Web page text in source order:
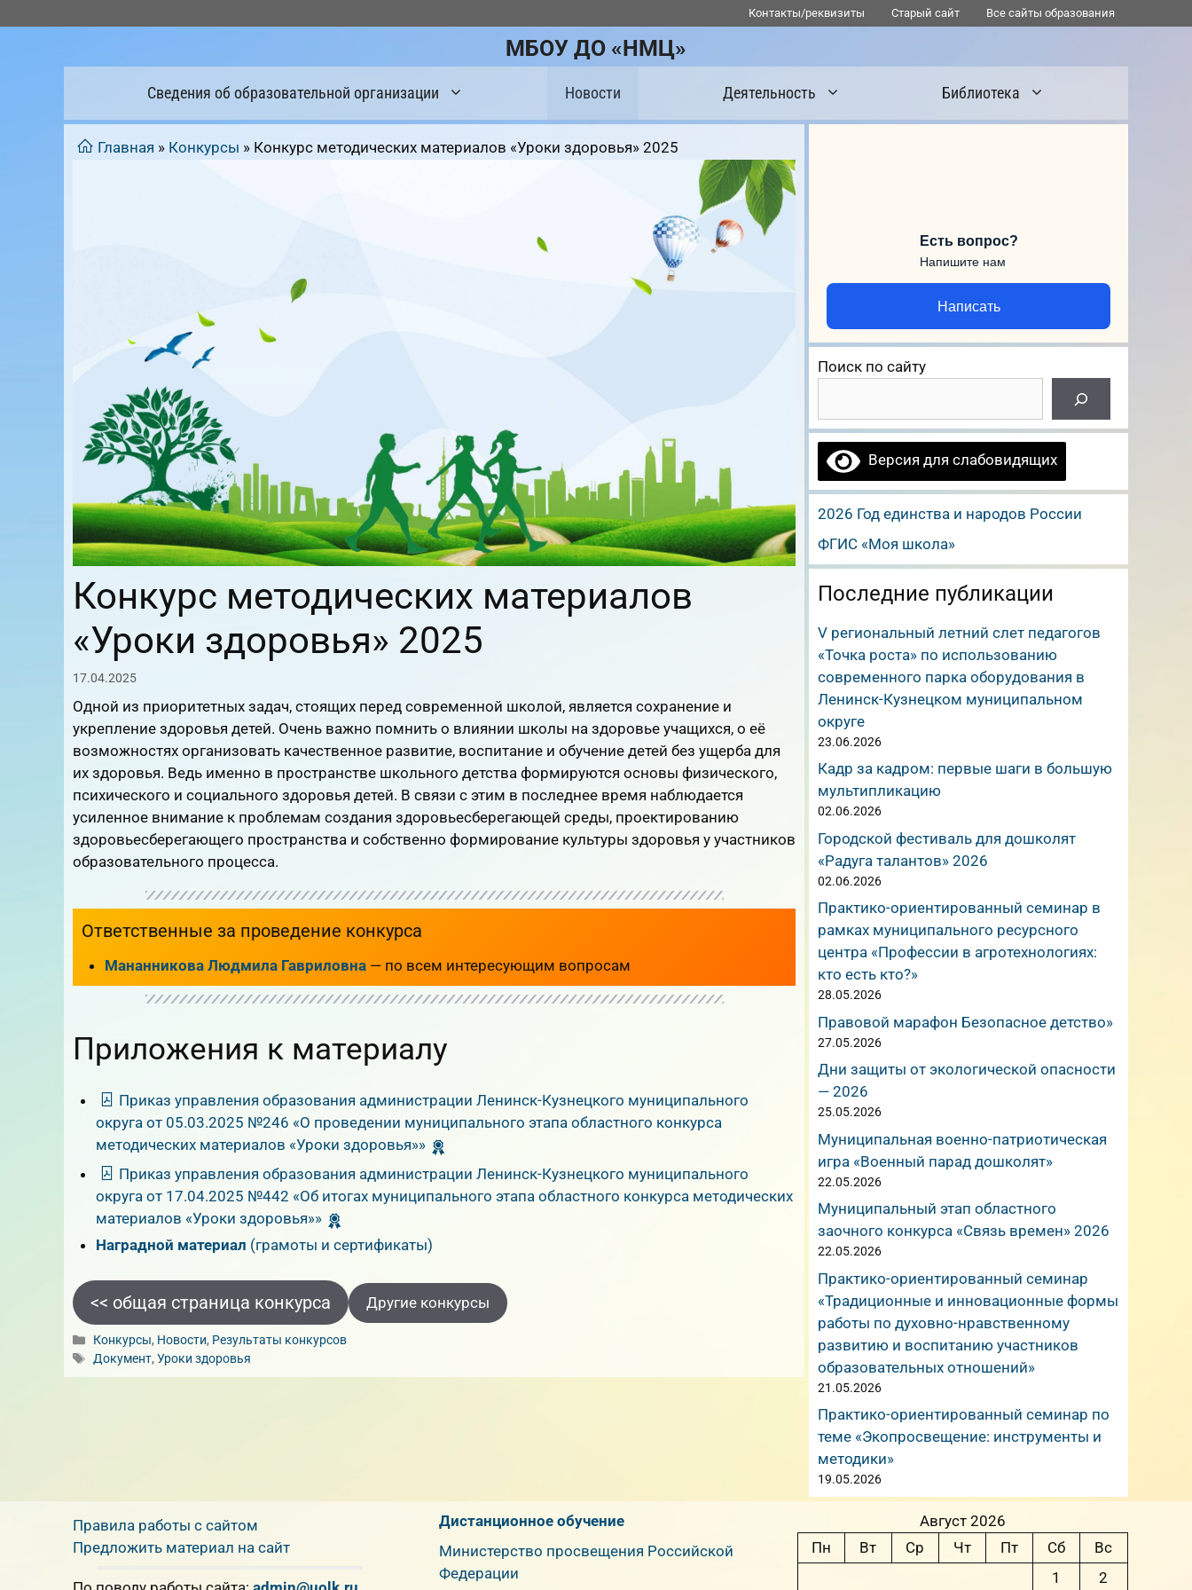
к
Контакты/реквизиты Старый сайт Все сайты образования
МБОУ ДО «НМЦ»
Сведения об образовательной организации Новости Деятельность Библиотека
Главная » Конкурсы » Конкурс методических материалов «Уроки здоровья» 2025
Конкурс методических материалов
«Уроки здоровья» 2025
17.04.2025
Одной из приоритетных задач, стоящих перед современной школой, является сохранение и
укрепление здоровья детей. Очень важно помнить о влиянии школы на здоровье учащихся, о её
возможностях организовать качественное развитие, воспитание и обучение детей без ущерба для
их здоровья. Ведь именно в пространстве школьного детства формируются основы физического,
психического и социального здоровья детей. В связи с этим в последнее время наблюдается
усиленное внимание к проблемам создания здоровьесберегающей среды, проектированию
здоровьесберегающего пространства и собственно формирование культуры здоровья у участников
образовательного процесса.
Ответственные за проведение конкурса
Мананникова Людмила Гавриловна— по всем интересующим вопросам
Приложения к материалу
Приказ управления образования администрации Ленинск-Кузнецкого муниципального
округа от 05.03.2025 №246 «О проведении муниципального этапа областного конкурса
методических материалов «Уроки здоровья»»
Приказ управления образования администрации Ленинск-Кузнецкого муниципального
округа от 17.04.2025 №442 «Об итогах муниципального этапа областного конкурса методических
материалов «Уроки здоровья»»
Наградной материал (грамоты и сертификаты)
<< общая страница конкурса Другие конкурсы
Рубрики
Конкурсы, Новости, Результаты конкурсов
Метки
Документ,Уроки здоровья
Есть вопрос?
Напишите нам
Написать
Поиск по сайту
Версия для слабовидящих
2026 Год единства и народов России
ФГИС «Моя школа»
Последние публикации
V региональный летний слет педагогов
«Точка роста» по использованию
современного парка оборудования в
Ленинск-Кузнецком муниципальном
округе
23.06.2026
Кадр за кадром: первые шаги в большую
мультипликацию
02.06.2026
Городской фестиваль для дошколят
«Радуга талантов» 2026
02.06.2026
Практико-ориентированный семинар в
рамках муниципального ресурсного
центра «Профессии в агротехнологиях:
кто есть кто?»
28.05.2026
Правовой марафон Безопасное детство»
27.05.2026
Дни защиты от экологической опасности
— 2026
25.05.2026
Муниципальная военно-патриотическая
игра «Военный парад дошколят»
22.05.2026
Муниципальный этап областного
заочного конкурса «Связь времен» 2026
22.05.2026
Практико-ориентированный семинар
«Традиционные и инновационные формы
работы по духовно-нравственному
развитию и воспитанию участников
образовательных отношений»
21.05.2026
Практико-ориентированный семинар по
теме «Экопросвещение: инструменты и
методики»
19.05.2026
Правила работы с сайтом
Предложить материал на сайт
Дистанционное обучение
Министерство просвещения Российской
Федерации
Август 2026
Пн
Вт Ср Чт Пт Сб
Вс
1
2